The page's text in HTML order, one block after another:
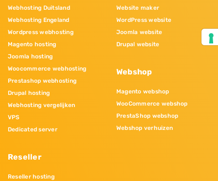
Webhosting Duitsland
Webhosting Engeland
Wordpress webhosting
Magento hosting
Joomla hosting
Woocommerce webhosting
Prestashop webhosting
Drupal hosting
Webhosting vergelijken
VPS
Dedicated server
Reseller
Reseller hosting
Website maker
WordPress website
Joomla website
Drupal website
Webshop
Magento webshop
WooCommerce webshop
PrestaShop webshop
Webshop verhuizen